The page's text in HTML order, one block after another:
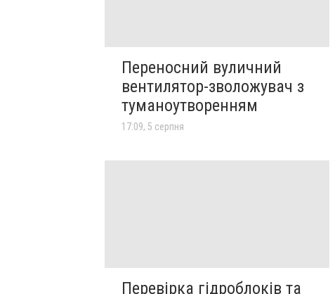
Переносний вуличний
вентилятор-зволожувач з
туманоутворенням
17:09, 5 серпня
Перевірка гідроблоків та